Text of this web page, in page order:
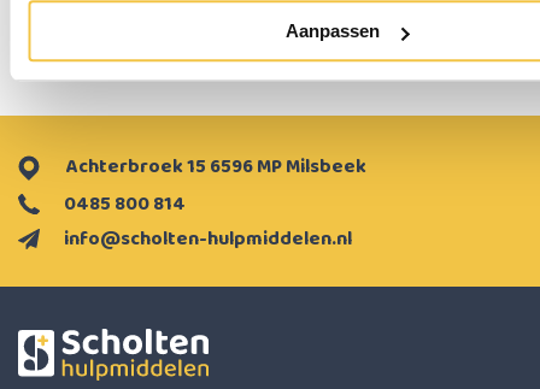
Aanpassen
info@scholten-hulpmiddelen.nl
0485 800 814
Achterbroek 15 6596 MP Milsbeek